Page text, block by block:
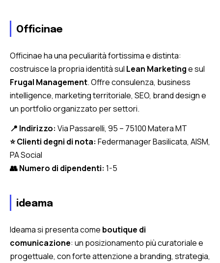
Officinae
Officinae ha una peculiarità fortissima e distinta:
costruisce la propria identità sul Lean Marketinge sul
Frugal Management. Offre consulenza, business
intelligence, marketing territoriale, SEO, brand design e
un portfolio organizzato per settori.
📍 Indirizzo: Via Passarelli, 95 – 75100 Matera MT
⭐ Clienti degni di nota: Federmanager Basilicata, AISM,
PA Social
👥 Numero di dipendenti: 1-5
ideama
Ideama si presenta come boutique di
comunicazione: un posizionamento più curatoriale e
progettuale, con forte attenzione a branding, strategia,